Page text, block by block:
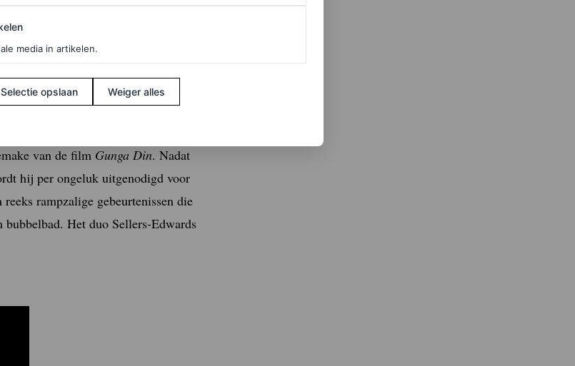
hij Hrundi V. Bakshi speelt, een
van de film Gunga Din. Nadat
hij per ongeluk uitgenodigd voor
rampzalige gebeurtenissen die
Het duo Sellers-Edwards
media in artikelen.
Selectie opslaan Weiger alles